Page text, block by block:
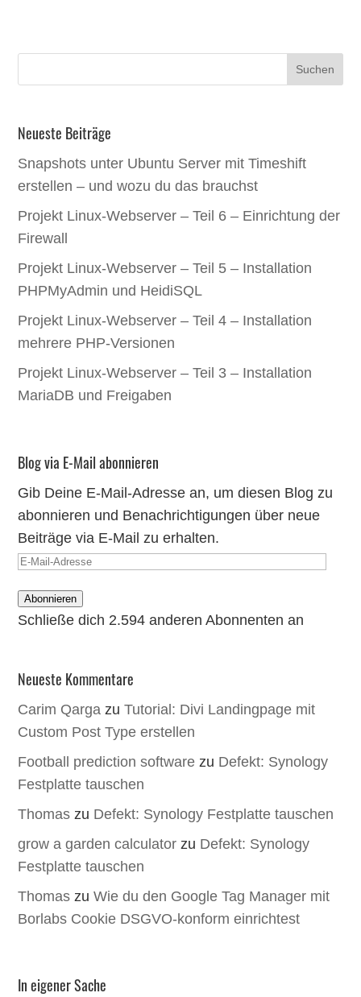
Neueste Beiträge
Snapshots unter Ubuntu Server mit Timeshift
erstellen – und wozu du das brauchst
Projekt Linux-Webserver – Teil 6 – Einrichtung der
Firewall
Projekt Linux-Webserver – Teil 5 – Installation
PHPMyAdmin und HeidiSQL
Projekt Linux-Webserver – Teil 4 – Installation
mehrere PHP-Versionen
Projekt Linux-Webserver – Teil 3 – Installation
MariaDB und Freigaben
Blog via E-Mail abonnieren
Gib Deine E-Mail-Adresse an, um diesen Blog zu
abonnieren und Benachrichtigungen über neue
Beiträge via E-Mail zu erhalten.
E-
Adresse
Abonnieren
Schließe dich 2.594 anderen Abonnenten an
Neueste Kommentare
Carim Qarga zuTutorial: Divi Landingpage mit
Custom Post Type erstellen
Football prediction software zu Defekt: Synology
Festplatte tauschen
Thomas zu Defekt: Synology Festplatte tauschen
grow a garden calculator zu Defekt: Synology
Festplatte tauschen
Thomas zuWie du den Google Tag Manager mit
Borlabs Cookie DSGVO-konform einrichtest
In eigener Sache